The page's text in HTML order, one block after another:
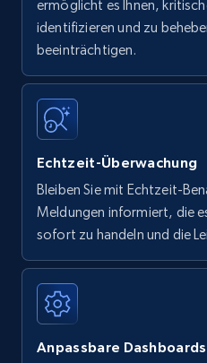
ermöglicht es Ihnen,
identifizieren und zu
beeinträchtigen.
Echtzeit-Überwachung
Bleiben Sie mit Echtzeit-
Meldungen informiert, die
sofort zu handeln und die
Anpassbare Dashboards